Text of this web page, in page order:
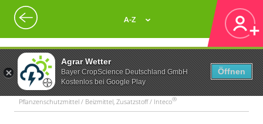
Agrar Wetter
Bayer CropScience Deutschland GmbH
Kostenlos bei Google Play
Öffnen
A-Z
Pflanzenschutzmittel / Beizmittel, Zusatzstoff / Inteco®